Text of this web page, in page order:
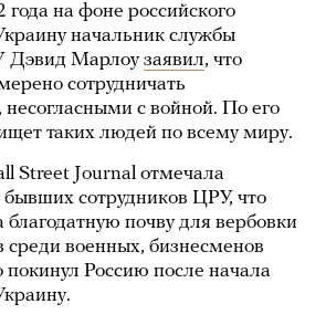
на фоне российского
начальник службы
Дэвид Марлоузаявил, что
сотрудничать
несогласными с войной. По его
таких людей по всему миру.
Street Journal отмечала
бывших сотрудников ЦРУ, что
благодатную почву для вербовки
среди военных, бизнесменов
покинул Россию после начала